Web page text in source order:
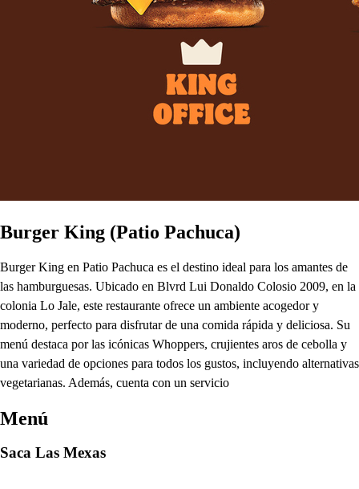
Burger King (Patio Pachuca)
Burger King en Patio Pachuca es el destino ideal para los amantes de
las hamburguesas. Ubicado en Blvrd Lui Donaldo Colosio 2009, en la
colonia Lo Jale, este restaurante ofrece un ambiente acogedor y
moderno, perfecto para disfrutar de una comida rápida y deliciosa. Su
menú destaca por las icónicas Whoppers, crujientes aros de cebolla y
una variedad de opciones para todos los gustos, incluyendo alternativas
vegetarianas. Además, cuenta con un servicio
Menú
Saca Las Mexas